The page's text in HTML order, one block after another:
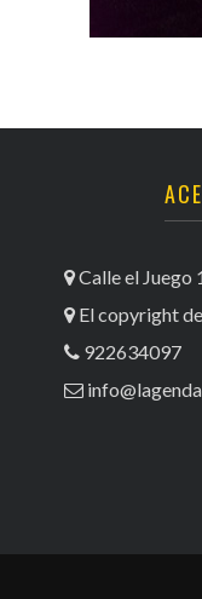
Calle el Juego
El copyright
922634097